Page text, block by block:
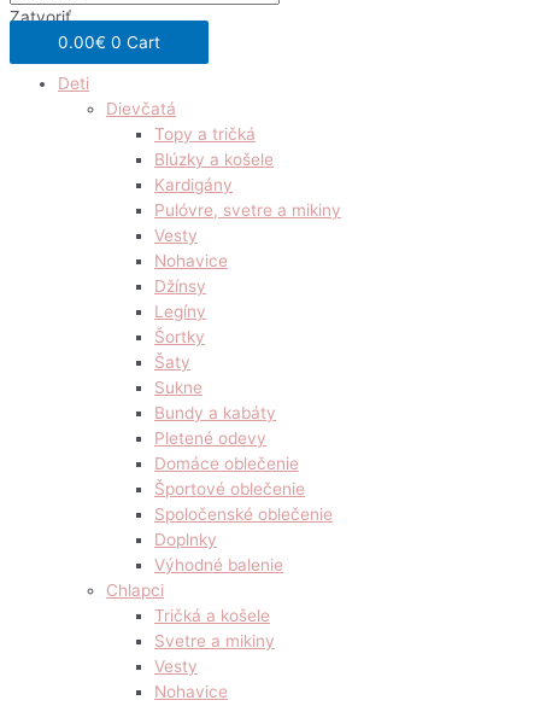
Zatvoriť
0.00€ 0 Cart
Deti
Dievčatá
Topy a tričká
Blúzky a košele
Kardigány
Pulóvre, svetre a mikiny
Vesty
Nohavice
Džínsy
Legíny
Šortky
Šaty
Sukne
Bundy a kabáty
Pletené odevy
Domáce oblečenie
Športové oblečenie
Spoločenské oblečenie
Doplnky
Výhodné balenie
Chlapci
Tričká a košele
Svetre a mikiny
Vesty
Nohavice